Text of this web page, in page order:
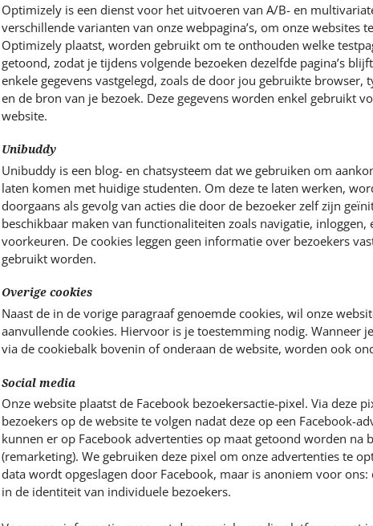
Optimizely is een dienst voor het uitvoeren van A/B- en
verschillende varianten van onze webpagina’s, om onze websites
Optimizely plaatst, worden gebruikt om te onthouden welke
getoond, zodat je tijdens volgende bezoeken dezelfde pagina’s
enkele gegevens vastgelegd, zoals de door jou gebruikte browser,
en de bron van je bezoek. Deze gegevens worden enkel gebruikt
website.
Unibuddy
Unibuddy is een blog- en chatsysteem dat we gebruiken om
laten komen met huidige studenten. Om deze te laten werken,
doorgaans als gevolg van acties die door de bezoeker zelf zijn
beschikbaar maken van functionaliteiten zoals navigatie, inloggen,
voorkeuren. De cookies leggen geen informatie over bezoekers
gebruikt worden.
Overige cookies
Naast de in de vorige paragraaf genoemde cookies, wil onze
aanvullende cookies. Hiervoor is je toestemming nodig. Wanneer
via de cookiebalk bovenin of onderaan de website, worden ook
Social media
Onze website plaatst de Facebook bezoekersactie-pixel. Via deze
bezoekers op de website te volgen nadat deze op een Facebook-
kunnen er op Facebook advertenties op maat getoond worden na
(remarketing). We gebruiken deze pixel om onze advertenties te
data wordt opgeslagen door Facebook, maar is anoniem voor ons:
in de identiteit van individuele bezoekers.